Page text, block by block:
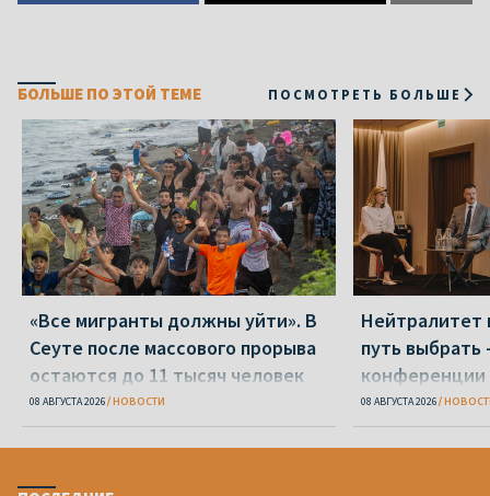
БОЛЬШЕ ПО ЭТОЙ ТЕМЕ ПОСМОТРЕТЬ БОЛЬШЕ
«Все мигранты должны уйти». В
Сеуте после массового прорыва
остаются до 11 тысяч человек
08 АВГУСТА 2026 НОВОСТИ
Нейтралитет
путь выбрать
конференции
08 АВГУСТА 2026